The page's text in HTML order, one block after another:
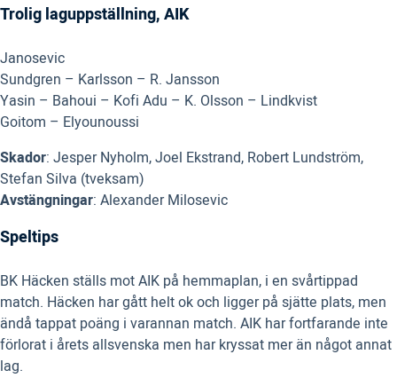
Trolig laguppställning, AIK
Janosevic
Sundgren – Karlsson – R. Jansson
Yasin – Bahoui – Kofi Adu – K. Olsson – Lindkvist
Goitom – Elyounoussi
Skador: Jesper Nyholm, Joel Ekstrand, Robert Lundström,
Stefan Silva (tveksam)
Avstängningar: Alexander Milosevic
Speltips
BK Häcken ställs mot AIK på hemmaplan, i en svårtippad
match. Häcken har gått helt ok och ligger på sjätte plats, men
ändå tappat poäng i varannan match. AIK har fortfarande inte
förlorat i årets allsvenska men har kryssat mer än något annat
lag.